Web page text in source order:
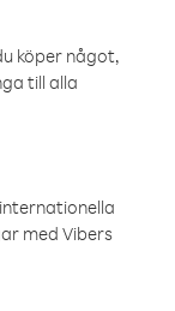
köper något,
till alla
med Vibers